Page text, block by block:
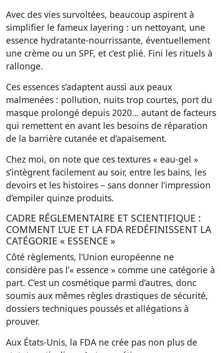
Avec des vies survoltées, beaucoup aspirent à
simplifier le fameux layering : un nettoyant, une
essence hydratante-nourrissante, éventuellement
une crème ou un SPF, et c’est plié. Fini les rituels à
rallonge.
Ces essences s’adaptent aussi aux peaux
malmenées : pollution, nuits trop courtes, port du
masque prolongé depuis 2020… autant de facteurs
qui remettent en avant les besoins de réparation
de la barrière cutanée et d’apaisement.
Chez moi, on note que ces textures « eau-gel »
s’intègrent facilement au soir, entre les bains, les
devoirs et les histoires – sans donner l’impression
d’empiler quinze produits.
CADRE RÉGLEMENTAIRE ET SCIENTIFIQUE :
COMMENT L’UE ET LA FDA REDÉFINISSENT LA
CATÉGORIE « ESSENCE »
Côté règlements, l’Union européenne ne
considère pas l’« essence » comme une catégorie à
part. C’est un cosmétique parmi d’autres, donc
soumis aux mêmes règles drastiques de sécurité,
dossiers techniques poussés et allégations à
prouver.
Aux États-Unis, la FDA ne crée pas non plus de